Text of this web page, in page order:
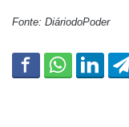
Fonte: DiáriodoPoder